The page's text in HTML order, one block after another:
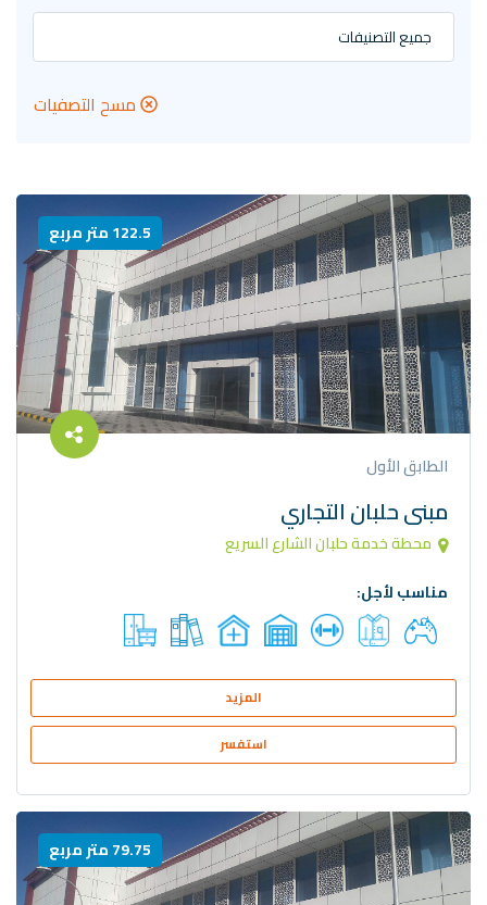
جميع التصنيفات
مسح التصفيات
122.5 متر مربع
الطابق الأول
مبنى حلبان التجاري
محطة خدمة حلبان الشارع السريع
مناسب لأجل:
المزيد
استفسر
79.75 متر مربع